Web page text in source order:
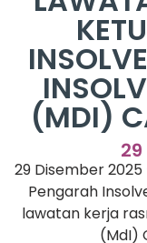
(MDI)
29 Disember 2025
Pengarah
lawatan kerja
(MdI)